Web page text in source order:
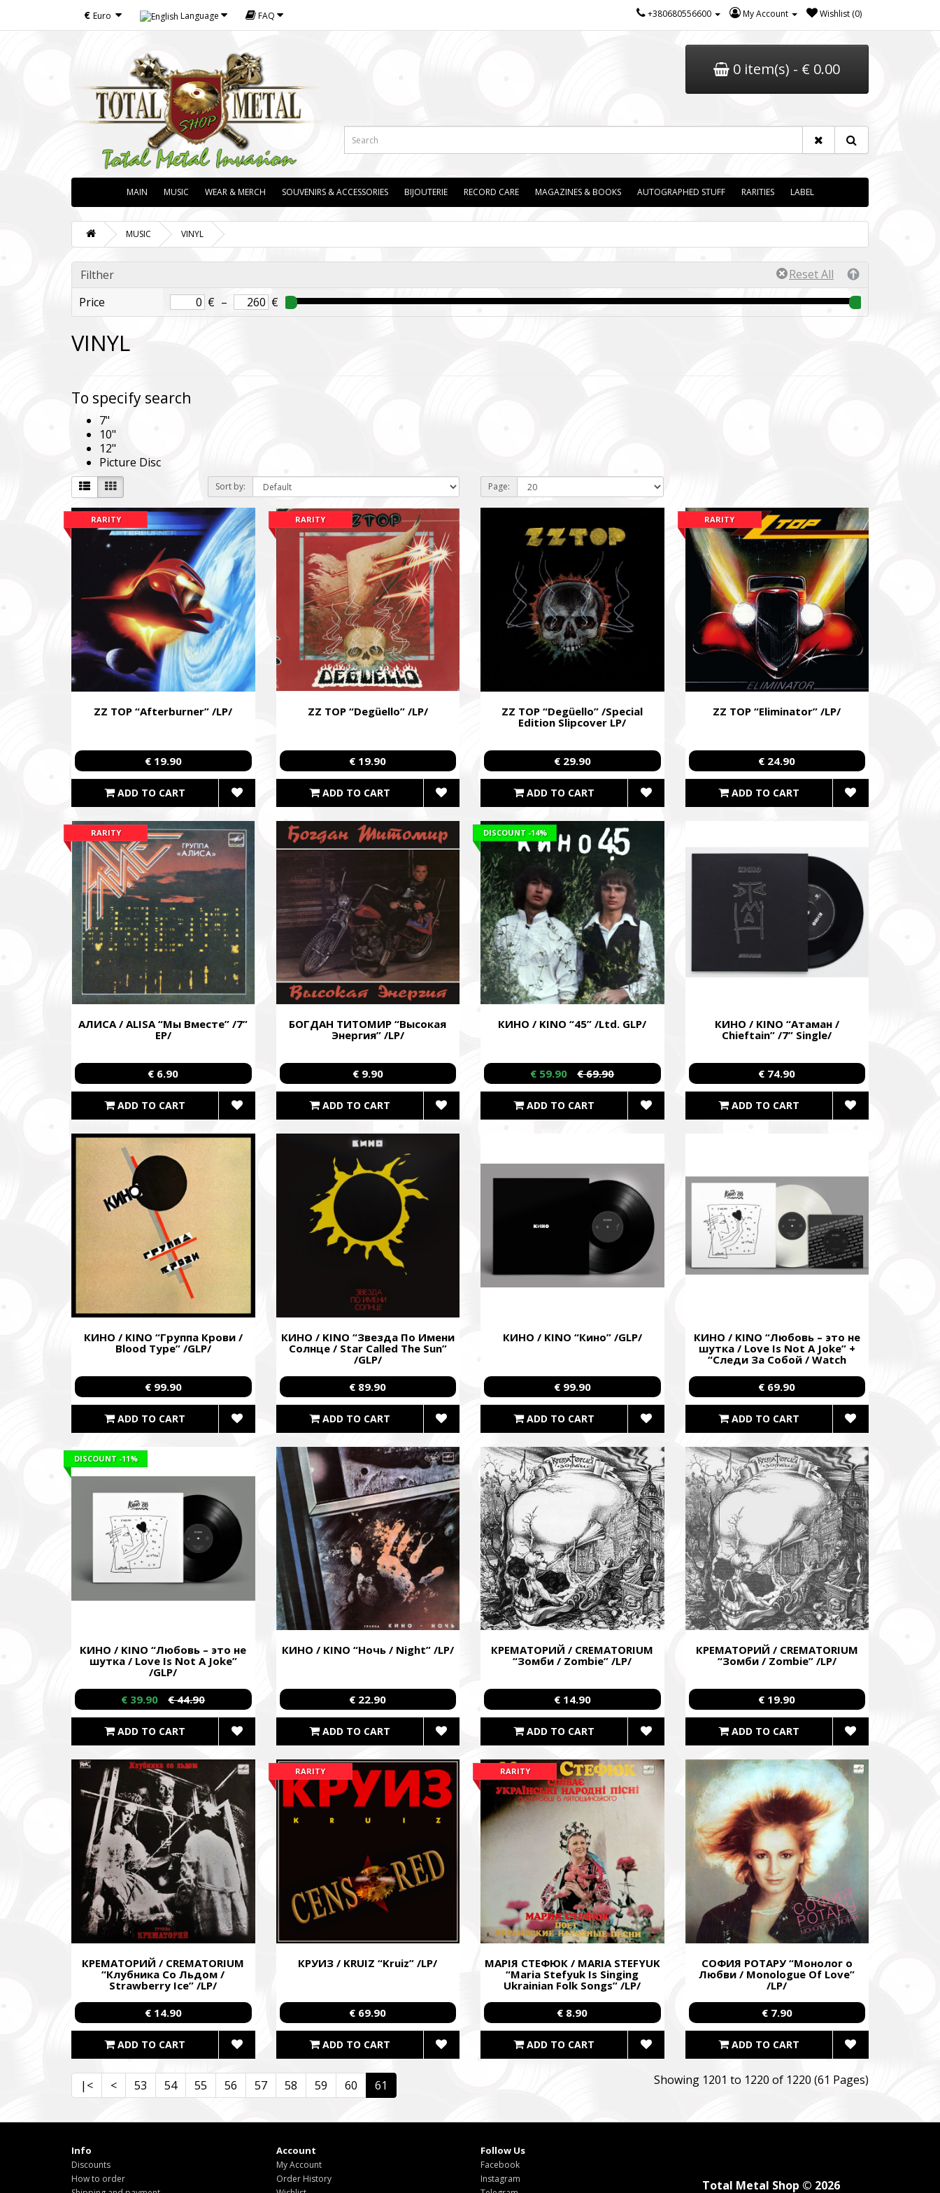
€ Euro Language FAQ +380680556600 My Account Wishlist (0)
0 item(s) - € 0.00
MAIN MUSIC WEAR & MERCH SOUVENIRS & ACCESSORIES BIJOUTERIE RECORD CARE MAGAZINES & BOOKS AUTOGRAPHED STUFF RARITIES LABEL
MUSIC VINYL
Filther
Price
€ – €
VINYL
To specify search
7"
10"
12"
Picture Disc
Sort by: Page:
ZZ TOP “Afterburner” /LP/
RARITY
€ 19.90
ADD TO CART
ZZ TOP “Degüello” /LP/
RARITY
€ 19.90
ADD TO CART
ZZ TOP “Degüello” /Special
Edition Slipcover LP/
€ 29.90
ADD TO CART
ZZ TOP “Eliminator” /LP/
RARITY
€ 24.90
ADD TO CART
АЛИСА / ALISA “Мы Вместе” /7”
EP/
RARITY
€ 6.90
ADD TO CART
БОГДАН ТИТОМИР “Высокая
Энергия” /LP/
€ 9.90
ADD TO CART
КИНО / KINO “45” /Ltd. GLP/
DISCOUNT -14%
€ 59.90 € 69.90
ADD TO CART
КИНО / KINO “Атаман /
Сhieftain” /7” Single/
€ 74.90
ADD TO CART
КИНО / KINO “Группа Крови /
Blood Type” /GLP/
€ 99.90
ADD TO CART
КИНО / KINO “Звезда По Имени
Солнце / Star Called The Sun”
/GLP/
€ 89.90
ADD TO CART
КИНО / KINO “Кино” /GLP/
€ 99.90
ADD TO CART
КИНО / KINO “Любовь – это не
шутка / Love Is Not A Joke” +
“Следи За Собой / Watch
Yourself” /Ltd. GLP + 7” Single/
€ 69.90
ADD TO CART
КИНО / KINO “Любовь – это не
шутка / Love Is Not A Joke”
/GLP/
DISCOUNT -11%
€ 39.90 € 44.90
ADD TO CART
КИНО / KINO “Ночь / Night” /LP/
€ 22.90
ADD TO CART
КРЕМАТОРИЙ / CREMATORIUM
“Зомби / Zombie” /LP/
€ 14.90
ADD TO CART
КРЕМАТОРИЙ / CREMATORIUM
“Зомби / Zombie” /LP/
€ 19.90
ADD TO CART
КРЕМАТОРИЙ / CREMATORIUM
“Клубника Со Льдом /
Strawberry Ice” /LP/
€ 14.90
ADD TO CART
КРУИЗ / KRUIZ “Kruiz” /LP/
RARITY
€ 69.90
ADD TO CART
МАРІЯ СТЕФЮК / MARIA STEFYUK
“Maria Stefyuk Is Singing
Ukrainian Folk Songs” /LP/
RARITY
€ 8.90
ADD TO CART
СОФИЯ РОТАРУ “Монолог о
Любви / Monologue Of Love”
/LP/
€ 7.90
ADD TO CART
|< < 53 54 55 56 57 58 59 60 61 Showing 1201 to 1220 of 1220 (61 Pages)
SUPPORT THE ARMED FORCES OF UKRAINE
Повернись живим
Come Back Alive
Фонд закуповує обладнання, яке допомагає рятувати життя військових, зокрема,
тепловізійну оптику, квадрокоптери, автомобілі, системи захисту та розвідки.
The Foundation purchases equipment that helps saving the lives of the military,
including thermal imaging optics, quadcopters, cars, security, and intelligence systems.
Благодійний фонд Сергія Притули
Charity Foundation Serhiy Prytula
Ми допомагаємо бойовим підрозділам (ЗСУ, НГУ, ДПСУ, ТрО) відповідно до
пріоритетності та наших можливостей. Пріоритет ми віддаємо тим формуванням,
хто вже виконує бойові завдання у гарячих точках.
We help combat units (ZSU, NMU, SBGS, Territorial Defense Forces) in accordance
with our priorities and capabilities. We give priority to those formations that are already
performing combat missions in hotspots.
Faine Misto Festival
також сім’ям бійців загиблих.
Fundraising campaign for the Azov Special Forces Regiment Special Forces Regiment,
and families of the soldiers.
Info
Discounts
How to order
Account
My Account
Order History
Follow Us
Facebook
Instagram
Total Metal Shop © 2026